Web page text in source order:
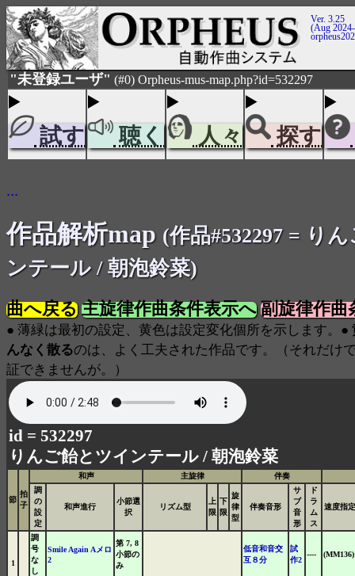
Ver. 3.25
(Aug
"未登録ユーザ" (#0) Orpheus-mus-map.php?id=532297
試す 聴く 人々 探す
...
作品解析map (作品#532297 = り
ンテール / 朝泡鈴菜)
曲へ戻る 主旋律作曲条件表示へ 副旋律作曲
● 薄緑は最初の設定、黄色は設定変化個所を示します。●
んなく散るのは、よく工夫された作品です。（それだけ
証できませんが。）
id = 532297
りんご飴とツインテール / 朝泡鈴菜
節
拍
子
和声 主旋律
伴奏
調
の
設
定
和声進行
小節選
択
リズム型
上
限
下
限
旋
律
型
伴奏音形
サ
ブ
音
形
ド
ラ
ム
ス
速度指定
1
調
号
な
し
Smile Again Aメロ
2
第 7, 8
小節の
み
低音和音交
互８分
試
作2
---- (MM136)